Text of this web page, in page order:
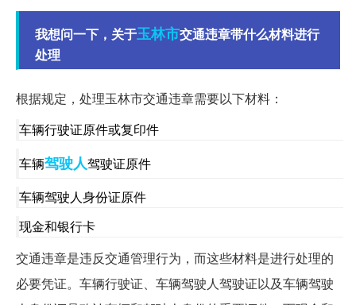
我想问一下，关于玉林市交通违章带什么材料进行
处理
根据规定，处理玉林市交通违章需要以下材料：
车辆行驶证原件或复印件
车辆驾驶人驾驶证原件
车辆驾驶人身份证原件
现金和银行卡
交通违章是违反交通管理行为，而这些材料是进行处理的
必要凭证。车辆行驶证、车辆驾驶人驾驶证以及车辆驾驶